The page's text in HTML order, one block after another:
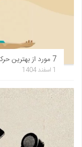
7 مورد از بهترین حرکات یوگا برای تسکین استرس
1 اسفند 1404